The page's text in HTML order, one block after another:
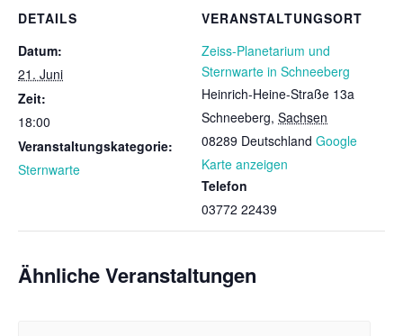
DETAILS
Datum:
21. Juni
Zeit:
18:00
Veranstaltungskategorie:
Sternwarte
VERANSTALTUNGSORT
Zeiss-Planetarium und
Sternwarte in Schneeberg
Heinrich-Heine-Straße 13a
Schneeberg, Sachsen
08289 Deutschland Google
Karte anzeigen
Telefon
03772 22439
Ähnliche Veranstaltungen